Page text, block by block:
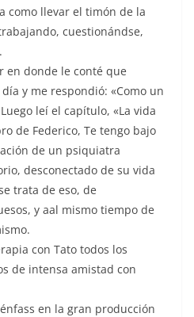
como llevar el timón de la
cuestionándse,
en donde le conté que
y me respondió: «Como un
leí el capítulo, «La vida
de Federico, Te tengo bajo
de un psiquiatra
desconectado de su vida
trata de eso, de
y aal mismo tiempo de
con Tato todos los
de intensa amistad con
en la gran producción